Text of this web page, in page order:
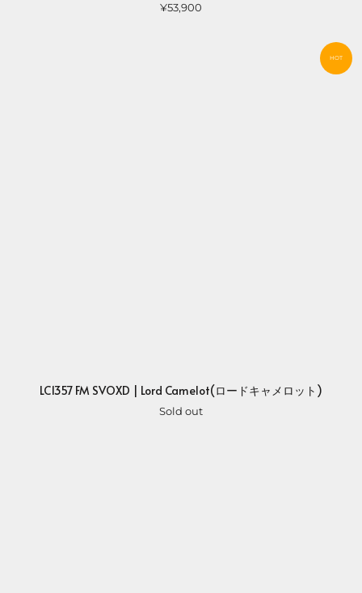
¥53,900
HOT
LC1357 FM SVOXD | Lord Camelot(ロードキャメロット)
Sold out